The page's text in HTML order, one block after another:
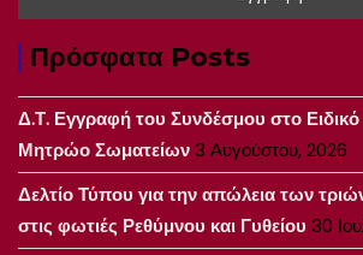
Πρόσφατα Posts
Δ.Τ. Εγγραφή του Συνδέσμου στο Ειδικό
Μητρώο Σωματείων3 Αυγούστου, 2026
Δελτίο Τύπου για την απώλεια των
στις φωτιές Ρεθύμνου και Γυθείου 30